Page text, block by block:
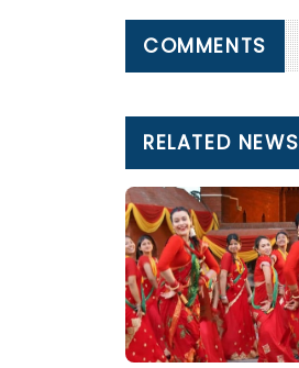
COMMENTS
RELATED NEWS